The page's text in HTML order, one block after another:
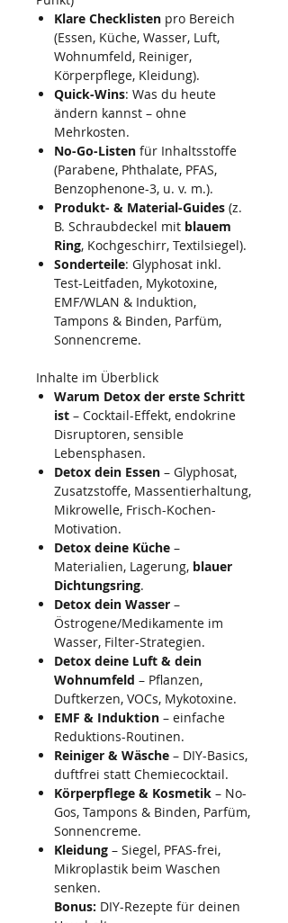
Klare Checklisten pro Bereich
(Essen, Küche, Wasser, Luft,
Wohnumfeld, Reiniger,
Körperpflege, Kleidung).
Quick-Wins: Was du heute
ändern kannst – ohne
Mehrkosten.
No-Go-Listen für Inhaltsstoffe
(Parabene, Phthalate, PFAS,
Benzophenone-3, u. v. m.).
Produkt- & Material-Guides (z.
B. Schraubdeckel mit blauem
Ring, Kochgeschirr, Textilsiegel).
Sonderteile: Glyphosat inkl.
Test-Leitfaden, Mykotoxine,
EMF/WLAN & Induktion,
Tampons & Binden, Parfüm,
Sonnencreme.
Inhalte im Überblick
Warum Detox der erste Schritt
ist – Cocktail-Effekt, endokrine
Disruptoren, sensible
Lebensphasen.
Detox dein Essen – Glyphosat,
Zusatzstoffe, Massentierhaltung,
Mikrowelle, Frisch-Kochen-
Motivation.
Detox deine Küche –
Materialien, Lagerung, blauer
Dichtungsring.
Detox dein Wasser –
Östrogene/Medikamente im
Wasser, Filter-Strategien.
Detox deine Luft & dein
Wohnumfeld – Pflanzen,
Duftkerzen, VOCs, Mykotoxine.
EMF & Induktion – einfache
Reduktions-Routinen.
Reiniger & Wäsche – DIY-Basics,
duftfrei statt Chemiecocktail.
Körperpflege & Kosmetik – No-
Gos, Tampons & Binden, Parfüm,
Sonnencreme.
Kleidung – Siegel, PFAS-frei,
Mikroplastik beim Waschen
senken.
Bonus: DIY-Rezepte für deinen